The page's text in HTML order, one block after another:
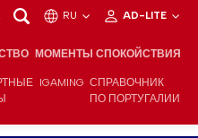
RU AD-LITE
МОМЕНТЫ СПОКОЙСТВИЯ
IGAMING СПРАВОЧНИК
ПО ПОРТУГАЛИИ